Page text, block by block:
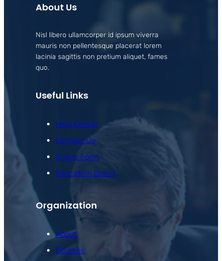
About Us
Nisl libero ullamcorper id ipsum viverra
mauris non pellentesque placerat lorem
lacinia sagittis non pretium aliquet, fames
quo.
Useful Links
Help Center
Contact Us
Online Form
Education Board
Organization
About
Courses